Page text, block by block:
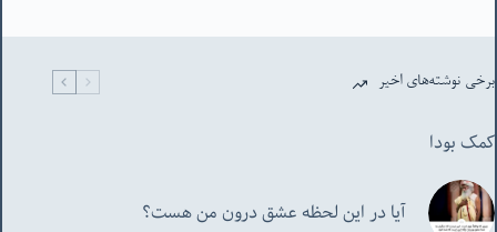
برخی نوشته‌های اخیر
کمک بودا
آیا در این لحظه عشق درون من هست؟